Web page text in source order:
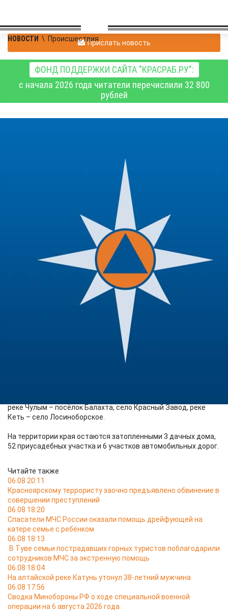
НОВОСТИ \ ПроисшествияПрислать новость
ФОНД ПОДДЕРЖКИ САЙТА "КРАСРАБ.РУ":
с начала 2026 года читатели перечислили 32 800
рублей
паводковой обстановке
в регионе 7 июня
Происшествия
07.06.2026 14:19378
На реке Чулым - посёлок Балахта - уровень воды составил
470 сантиметров (опасная отметка 473). Возможно
реке Чулым – посёлок Балахта, село Красный Завод, реке
Кеть – село Лосиноборское.
На территории края остаются затопленными 3 дачных дома,
52 приусадебных участка и 6 участков автомобильных дорог.
Читайте также
06.08 20:11
Красноярскому террористу заочно предъявлено обвинение в
совершении преступлений
06.08 18:20
Спасатели МЧС России оказали помощь дрейфующей на
катере семье с ребёнком
06.08 18:13
В Туве семьи пострадавших горных туристов поблагодарили
сотрудников МЧС за экстренную помощь
06.08 18:04
На алтайской реке Катунь утонул 38-летний мужчина
06.08 17:56
Сводка Минобороны РФ о ходе специальной военной
операции на 6 августа 2026 года